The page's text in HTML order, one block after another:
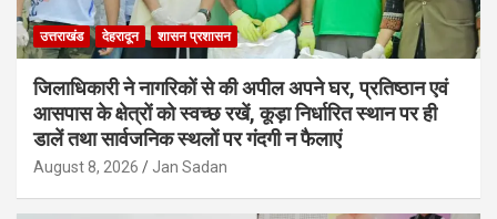
उत्तराखंड देहरादून शासन प्रशासन
जिलाधिकारी ने नागरिकों से की अपील अपने घर, प्रतिष्ठान एवं
आसपास के क्षेत्रों को स्वच्छ रखें, कूड़ा निर्धारित स्थान पर ही
डालें तथा सार्वजनिक स्थलों पर गंदगी न फैलाएं
August 8, 2026 Jan Sadan